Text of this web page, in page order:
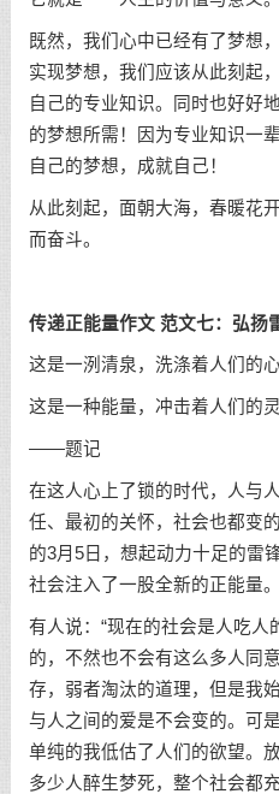
既然，我们心中已经有了梦想
实现梦想，我们应该从此刻起
自己的专业知识。同时也好好
的梦想所需！因为专业知识一
自己的梦想，成就自己！
从此刻起，面朝大海，春暖花
而奋斗。
传递正能量作文 范文七：弘扬
这是一洌清泉，洗涤着人们的心
这是一种能量，冲击着人们的灵
——题记
在这人心上了锁的时代，人与
任、最初的关怀，社会也都变
的3月5日，想起动力十足的雷
社会注入了一股全新的正能量。
有人说：“现在的社会是人吃人
的，不然也不会有这么多人同
存，弱者淘汰的道理，但是我
与人之间的爱是不会变的。可
单纯的我低估了人们的欲望。
多少人醉生梦死，整个社会都